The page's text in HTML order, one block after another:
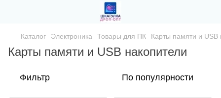
Каталог Электроника Товары для ПК Карты памяти и USB
Карты памяти и USB накопители
Фильтр По популярности